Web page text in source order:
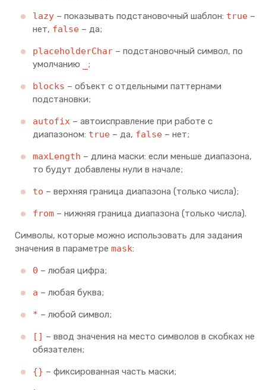
lazy – показывать подстановочный шаблон: true –
нет, false – да;
placeholderChar – подстановочный символ, по
умолчанию
;
blocks – объект с отдельными паттернами
подстановки;
autofix – автоисправление при работе с
диапазоном: true – да, false – нет;
maxLength – длина маски: если меньше диапазона,
то будут добавлены нули в начале;
to – верхняя граница диапазона (только числа);
from – нижняя граница диапазона (только числа).
Символы, которые можно использовать для задания
значения в параметре mask:
0 – любая цифра;
a – любая буква;
* – любой символ;
[] – ввод значения на место символов в скобках не
обязателен;
{} – фиксированная часть маски;